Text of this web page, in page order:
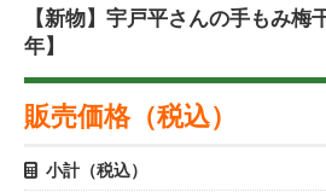
【新物】宇戸平さんの手もみ
年】
販売価格（税込）
小計（税込）